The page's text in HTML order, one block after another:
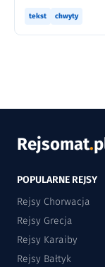
tekst chwyty
Rejsomat.
POPULARNE REJSY
Rejsy Chorwacja
Rejsy Grecja
Rejsy Karaiby
Rejsy Bałtyk